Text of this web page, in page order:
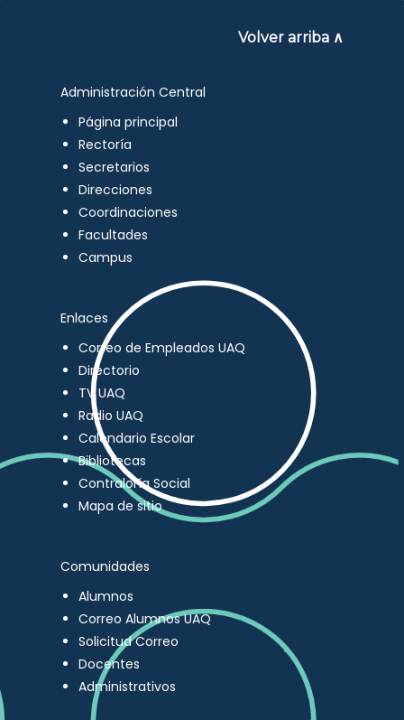
Volver arriba ∧
Administración Central
Página principal
Rectoría
Secretarios
Direcciones
Coordinaciones
Facultades
Campus
Enlaces
Correo de Empleados UAQ
Directorio
TV UAQ
Radio UAQ
Calendario Escolar
Bibliotecas
Contraloría Social
Mapa de sitio
Comunidades
Alumnos
Correo Alumnos UAQ
Solicitud Correo
Docentes
Administrativos